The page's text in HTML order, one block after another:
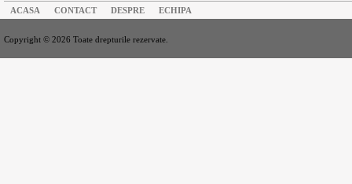
ACASA CONTACT DESPRE ECHIPA
Copyright © 2026 Toate drepturile rezervate.